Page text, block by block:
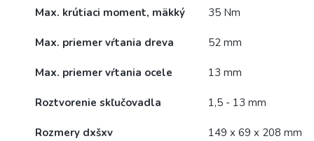
Max. krútiaci moment, mäkký 35 Nm
Max. priemer vŕtania dreva 52 mm
Max. priemer vŕtania ocele 13 mm
Roztvorenie skľučovadla 1,5 - 13 mm
Rozmery dxšxv 149 x 69 x 208 mm